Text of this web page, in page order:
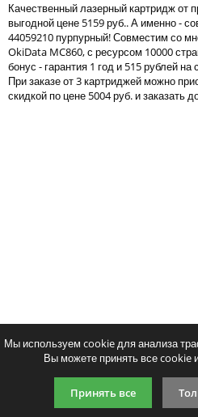
Для франкировальной
Ленточные картриджи
Тонер и девелопер
Качественный лазерный картридж от
выгодной цене 5159 руб.. А именно -
44059210 пурпурный! Совместим со
OkiData MC860, с ресурсом 10000
бонус - гарантия 1 год и 515 рублей
При заказе от 3 картриджей можно
скидкой по цене 5004 руб. и заказать
Введите код, указанный на
Мы используем cookie для анализа
Вы можете принять все cookie
Принять все